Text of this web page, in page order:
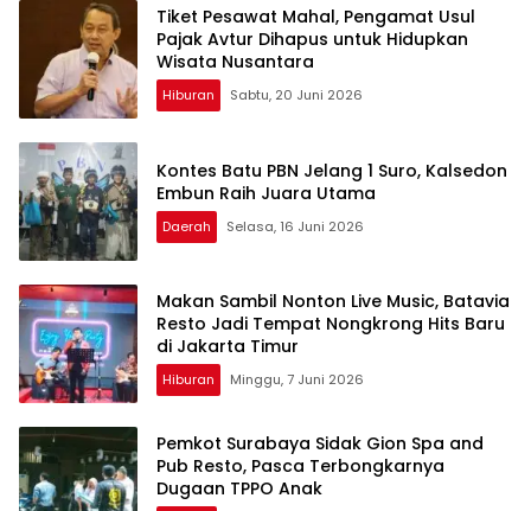
Tiket Pesawat Mahal, Pengamat Usul
Pajak Avtur Dihapus untuk Hidupkan
Wisata Nusantara
Hiburan Sabtu, 20 Juni 2026
Kontes Batu PBN Jelang 1 Suro, Kalsedon
Embun Raih Juara Utama
Daerah Selasa, 16 Juni 2026
Makan Sambil Nonton Live Music, Batavia
Resto Jadi Tempat Nongkrong Hits Baru
di Jakarta Timur
Hiburan Minggu, 7 Juni 2026
Pemkot Surabaya Sidak Gion Spa and
Pub Resto, Pasca Terbongkarnya
Dugaan TPPO Anak